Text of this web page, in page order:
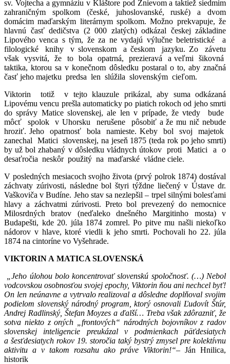
sv. Vojtecha a gymnáziu v Kláštore pod Znievom a taktiež siedmim
zahraničným spolkom (české, juhoslovanské, ruské) a dvom
domácim maďarským literárnym spolkom. Možno prekvapuje, že
hlavnú časť dedičstva (2 000 zlatých) odkázal českej základine
Lipového venca s tým, že za ne vydajú výlučne beletristické a
filologické knihy v slovenskom a českom jazyku. Zo závetu
však vysvitá, že to bola opatrná, prezieravá a veľmi šikovná
taktika, ktorou sa v konečnom dôsledku postaral o to, aby značná
časť jeho majetku predsa len slúžila slovenským cieľom.
Viktorin totiž v tejto klauzule prikázal, aby suma odkázaná
Lipovému vencu prešla automaticky po piatich rokoch od jeho smrti
do správy Matice slovenskej, ale len v prípade, že vtedy bude
môcť spolok v Uhorsku nerušene pôsobiť a že mu nič nebude
hroziť. Jeho opatrnosť bola namieste. Keby bol svoj majetok
zanechal Matici slovenskej, na jeseň 1875 (teda rok po jeho smrti)
by už bol zhabaný v dôsledku vládnych útokov proti Matici a o
desaťročia neskôr použitý na maďarské vládne ciele.
V posledných mesiacoch svojho života (prvý polrok 1874) dostával
záchvaty zúrivosti, následne bol štyri týždne liečený v Ústave dr.
Vaškoviča v Budíne. Jeho stav sa nezlepšil – trpel silnými bolesťami
hlavy a záchvatmi zúrivosti. Preto bol prevezený do nemocnice
Milosrdných bratov (neďaleko dnešného Margitinho mosta) v
Budapešti, kde 20. júla 1874 zomrel. Po pitve mu našli niekoľko
nádorov v hlave, ktoré viedli k jeho smrti. Pochovali ho 22. júla
1874 na cintoríne vo Vyšehrade.
VIKTORIN A MATICA SLOVENSKÁ
„Jeho úlohou bolo koncentrovať slovenskú spoločnosť. (…) Nebol
vodcovskou osobnosťou svojej epochy, Viktorin ňou ani nechcel byť!
On len neúnavne a vytrvalo realizoval a dôsledne doplňoval svojim
podielom slovenský národný program, ktorý osnovali Ľudovít Štúr,
Andrej Radlinský, Štefan Moyzes a ďalší… Treba však zdôrazniť, že
sotva niekto z oných „frontových“ národných bojovníkov z radov
slovenskej inteligencie preukázal v podmienkach päťdesiatych
a šesťdesiatych rokov 19. storočia taký bystrý zmysel pre kolektívnu
aktivitu a v takom rozsahu ako práve Viktorin!“– Ján Hnilica,
historik